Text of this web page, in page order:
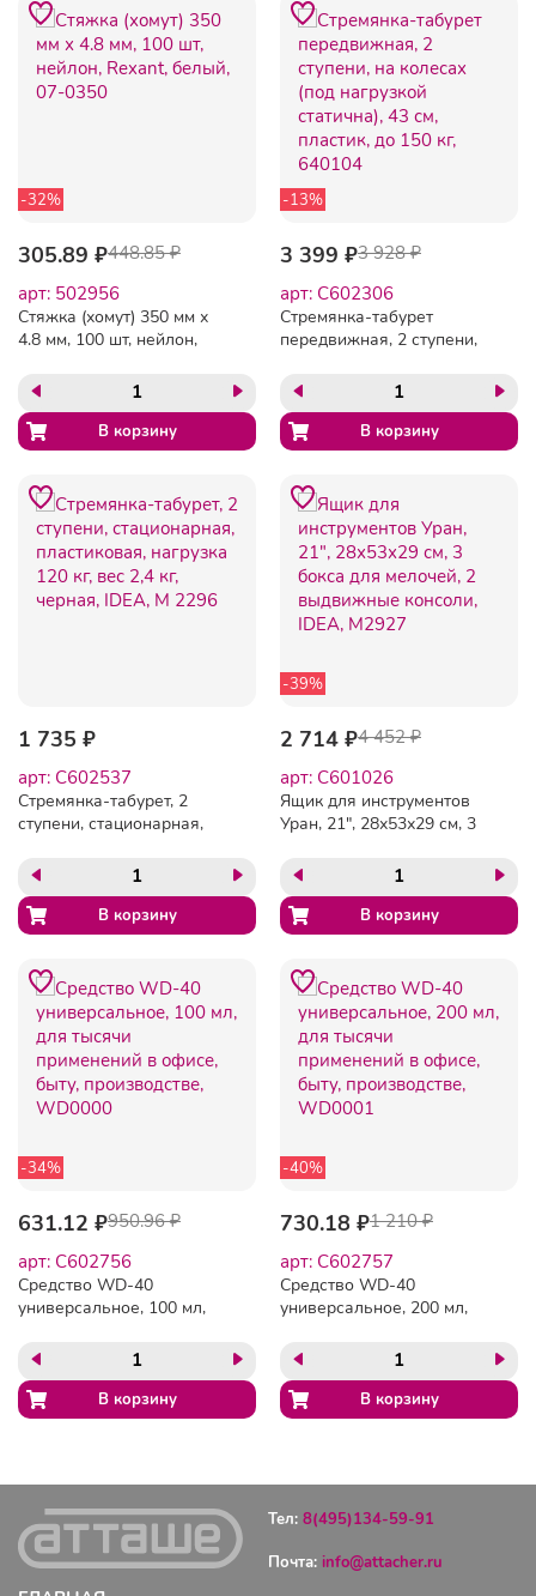
-32%
305.89 ₽448.85 ₽
арт: 502956
Стяжка (хомут) 350 мм х
4.8 мм, 100 шт, нейлон,
-13%
3 399 ₽3 928 ₽
арт: C602306
Стремянка-табурет
передвижная, 2 ступени,
статична), 43 см, пластик,
до 150 кг, 640104
1 735 ₽
арт: C602537
Стремянка-табурет, 2
ступени, стационарная,
кг, вес 2,4 кг, черная, IDEA,
М 2296
-39%
2 714 ₽4 452 ₽
арт: C601026
Ящик для инструментов
Уран, 21", 28х53х29 см, 3
выдвижные консоли, IDEA,
М2927
-34%
631.12 ₽950.96 ₽
арт: C602756
Средство WD-40
универсальное, 100 мл,
офисе, быту,
производстве, WD0000
-40%
730.18 ₽1 210 ₽
арт: C602757
Средство WD-40
универсальное, 200 мл,
офисе, быту,
производстве, WD0001
Тел: 8(495)134-59-91
Почта: info@attacher.ru